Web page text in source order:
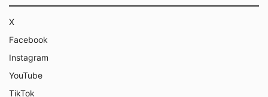
X
Facebook
Instagram
YouTube
TikTok